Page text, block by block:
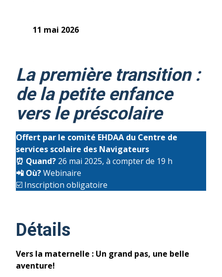
11 mai 2026
La première transition :
de la petite enfance
vers le préscolaire
Offert par le comité EHDAA du Centre de
services scolaire des Navigateurs
⏰ Quand? 26 mai 2025, à compter de 19 h
📲 Où?Webinaire
☑️ Inscription obligatoire
Détails
Vers la maternelle : Un grand pas, une belle
aventure!